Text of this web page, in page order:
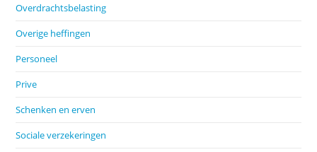
Overdrachtsbelasting
Overige heffingen
Personeel
Prive
Schenken en erven
Sociale verzekeringen